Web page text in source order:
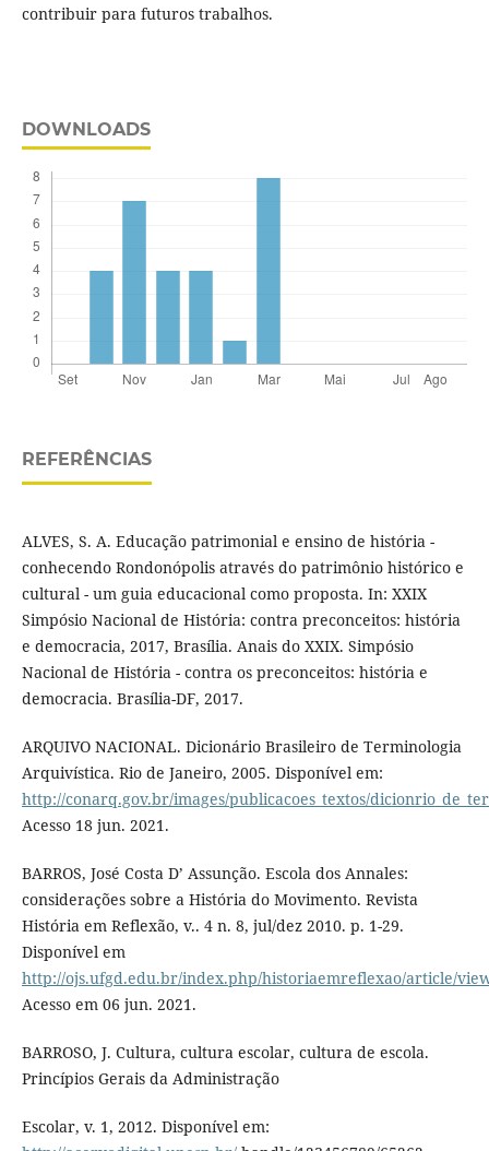
contribuir para futuros trabalhos.
DOWNLOADS
REFERÊNCIAS
ALVES, S. A. Educação patrimonial e ensino de história -
conhecendo Rondonópolis através do patrimônio histórico e
cultural - um guia educacional como proposta. In: XXIX
Simpósio Nacional de História: contra preconceitos: história
e democracia, 2017, Brasília. Anais do XXIX. Simpósio
Nacional de História - contra os preconceitos: história e
democracia. Brasília-DF, 2017.
ARQUIVO NACIONAL. Dicionário Brasileiro de Terminologia
Arquivística. Rio de Janeiro, 2005. Disponível em:
http://conarq.gov.br/images/publicacoes_textos/
Acesso 18 jun. 2021.
BARROS, José Costa D’ Assunção. Escola dos Annales:
considerações sobre a História do Movimento. Revista
História em Reflexão, v.. 4 n. 8, jul/dez 2010. p. 1-29.
Disponível em
http://ojs.ufgd.edu.br/index.php/historiaemreflexao/article/
Acesso em 06 jun. 2021.
BARROSO, J. Cultura, cultura escolar, cultura de escola.
Princípios Gerais da Administração
Escolar, v. 1, 2012. Disponível em: